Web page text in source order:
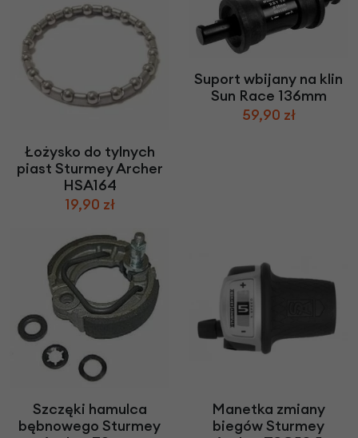
Łożysko do tylnych
piast Sturmey Archer
HSA164
19,90 zł
Suport wbijany na klin
Sun Race 136mm
59,90 zł
Szczęki hamulca
bębnowego Sturmey
Manetka zmiany
biegów Sturmey